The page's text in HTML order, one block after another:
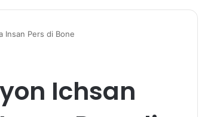
Insan Pers di Bone
Ichsan